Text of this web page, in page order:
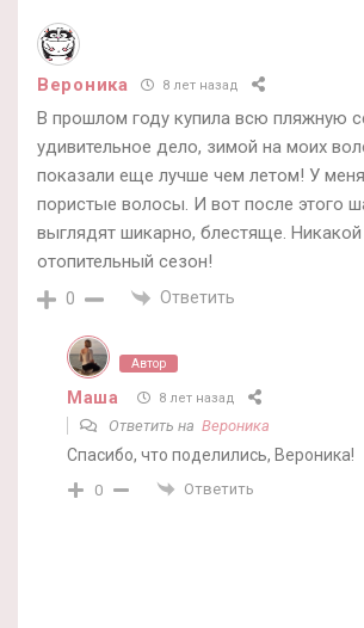
Вероника 8 лет назад
В прошлом году купила всю пляжную
удивительное дело, зимой на моих
показали еще лучше чем летом! У меня
пористые волосы. И вот после этого
выглядят шикарно, блестяще. Никакой
отопительный сезон!
0 Ответить
Автор
Маша 8 лет назад
Ответить на Вероника
Спасибо, что поделились, Вероника!
0 Ответить